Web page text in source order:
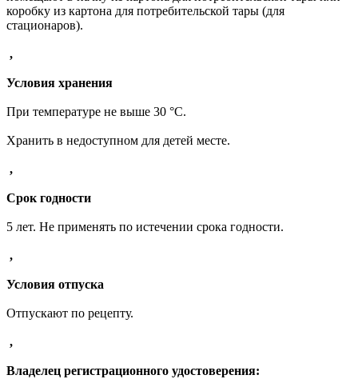
коробку из картона для потребительской тары (для
стационаров).
,
Условия хранения
При температуре не выше 30 °С.
Хранить в недоступном для детей месте.
,
Срок годности
5 лет. Не применять по истечении срока годности.
,
Условия отпуска
Отпускают по рецепту.
,
Владелец регистрационного удостоверения: